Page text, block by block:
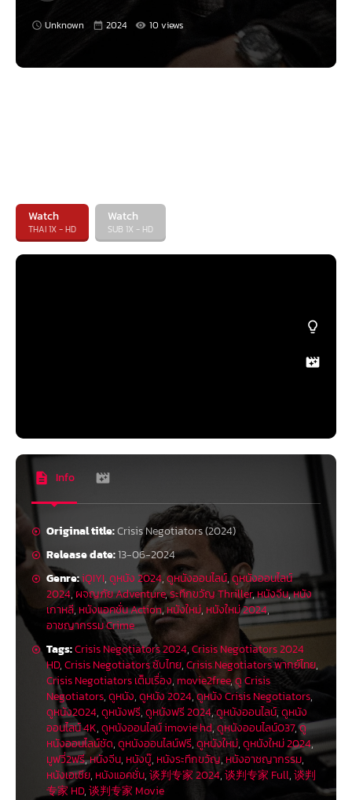
Unknown 2024 10 views
Watch
THAI 1X - HD
Watch
SUB 1X - HD
Info
Original title:Crisis Negotiators (2024)
Release date:13-06-2024
Genre:iQIYI,ดูหนัง 2024,ดูหนังออนไลน์,ดูหนังออนไลน์
2024, ผจญภัย Adventure,ระทึกขวัญ Thriller,หนังจีน,หนัง
เกาหลี, หนังแอคชั่น Action,หนังใหม่,หนังใหม่ 2024,
อาชญากรรม Crime
Tags:Crisis Negotiators 2024,Crisis Negotiators 2024
HD,Crisis Negotiators ซับไทย,Crisis Negotiators พากย์ไทย,
Crisis Negotiators เต็มเรื่อง, movie2free,ดู Crisis
Negotiators,ดูหนัง,ดูหนัง 2024,ดูหนัง Crisis Negotiators,
ดูหนัง2024,ดูหนังฟรี,ดูหนังฟรี 2024,ดูหนังออนไลน์,ดูหนัง
ออนไลน์ 4K,ดูหนังออนไลน์ imovie hd,ดูหนังออนไลน์037,ดู
หนังออนไลน์ชัด,ดูหนังออนไลน์ฟรี,ดูหนังใหม่,ดูหนังใหม่ 2024,
มูฟวี่2ฟรี,หนังจีน, หนังบู๊, หนังระทึกขวัญ,หนังอาชญากรรม,
หนังเอเชีย, หนังแอคชั่น,谈判专家 2024,谈判专家 Full,谈判
专家 HD,谈判专家 Movie